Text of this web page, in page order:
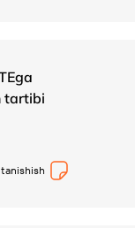
tartibi